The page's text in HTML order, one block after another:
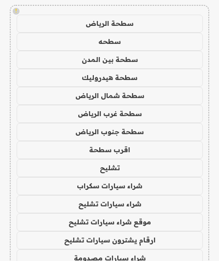
!
سطحة الرياض
سطحه
سطحة بين المدن
سطحة هيدروليك
سطحة شمال الرياض
سطحة غرب الرياض
سطحة جنوب الرياض
اقرب سطحة
تشليح
شراء سيارات سكراب
شراء سيارات تشليح
موقع شراء سيارات تشليح
ارقام يشترون سيارات تشليح
شراء سيارات مصدومة